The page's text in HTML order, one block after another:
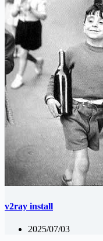
v2ray install
2025/07/03